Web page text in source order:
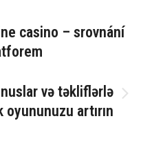
casino – srovnání
və təkliflərlə
artırın